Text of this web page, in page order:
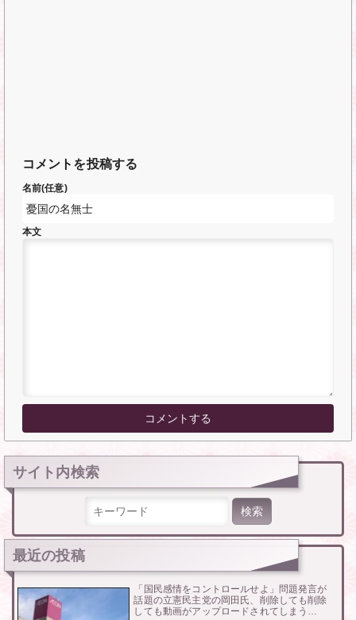
コメントを投稿する
名前(任意)
本文
サイト内検索
最近の投稿
「国民感情をコントロールせよ」問題発言が
話題の立憲民主党の岡田氏、削除しても削除
しても動画がアップロードされてしまう…